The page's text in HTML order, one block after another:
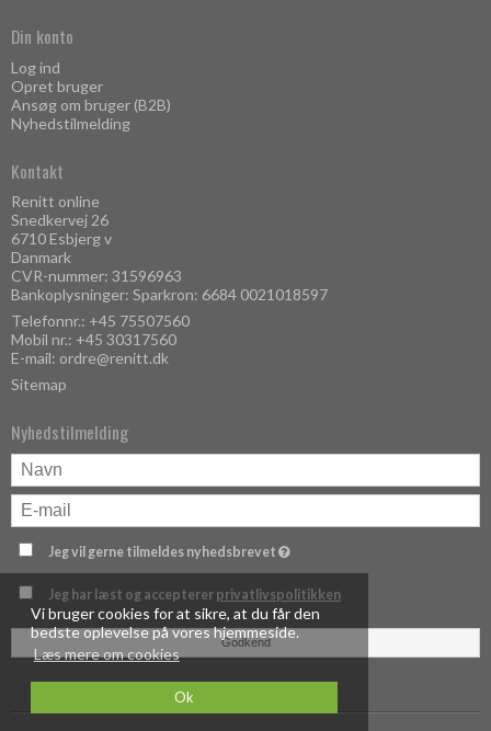
Vi bruger cookies for at sikre, at du får den
bedste oplevelse på vores hjemmeside.
Læs mere om cookies
Ok
Din konto
Log ind
Opret bruger
Ansøg om bruger (B2B)
Nyhedstilmelding
Kontakt
Renitt online
Snedkervej 26
6710 Esbjerg v
Danmark
CVR-nummer: 31596963
Bankoplysninger: Sparkron: 6684 0021018597
Telefonnr.: +45 75507560
Mobil nr.: +45 30317560
E-mail: ordre@renitt.dk
Sitemap
Nyhedstilmelding
Jeg vil gerne tilmeldes nyhedsbrevet
Jeg har læst og accepterer privatlivspolitikken
Godkend